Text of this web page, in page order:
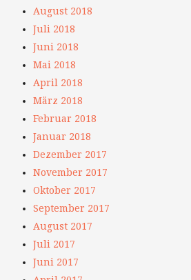
August 2018
Juli 2018
Juni 2018
Mai 2018
April 2018
März 2018
Februar 2018
Januar 2018
Dezember 2017
November 2017
Oktober 2017
September 2017
August 2017
Juli 2017
Juni 2017